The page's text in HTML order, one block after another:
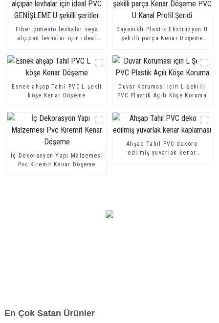
Fiber çimento levhalar veya
alçıpan levhalar için ideal
Dayanıklı Plastik Ekstrüzyon U
şekilli parça Kenar Döşeme
Esnek ahşap Tahıl PVC L şekli
köşe Kenar Döşeme
Duvar Koruması için L Şekilli
PVC Plastik Açılı Köşe Koruma
İç Dekorasyon Yapı Malzemesi
Pvc Kiremit Kenar Döşeme
Ahşap Tahıl PVC dekore
edilmiş yuvarlak kenar
En Çok Satan Ürünler